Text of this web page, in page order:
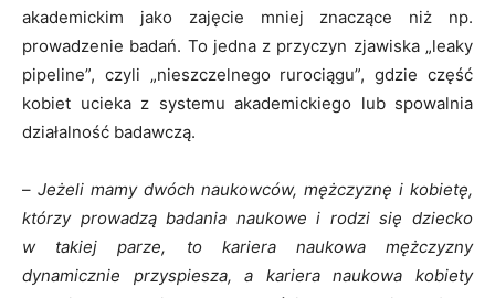
akademickim jako zajęcie mniej znaczące niż np.
prowadzenie badań. To jedna z przyczyn zjawiska „leaky
pipeline”, czyli „nieszczelnego rurociągu”, gdzie część
kobiet ucieka z systemu akademickiego lub spowalnia
działalność badawczą.
– Jeżeli mamy dwóch naukowców, mężczyznę i kobietę,
którzy prowadzą badania naukowe i rodzi się dziecko
w takiej parze, to kariera naukowa mężczyzny
dynamicznie przyspiesza, a kariera naukowa kobiety